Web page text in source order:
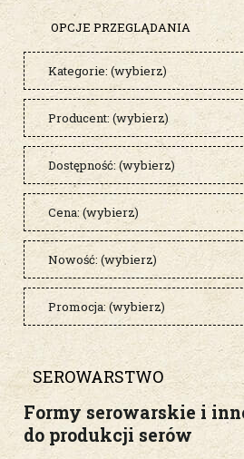
OPCJE PRZEGLĄDANIA
Kategorie: (wybierz)
Producent: (wybierz)
Dostępność: (wybierz)
Cena: (wybierz)
Nowość: (wybierz)
Promocja: (wybierz)
SEROWARSTWO
Formy serowarskie i
do produkcji serów